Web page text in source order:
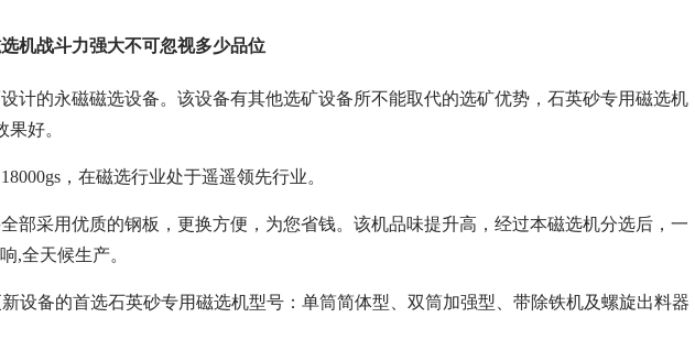
机战斗力强大不可忽视多少品位
计的永磁磁选设备。该设备有其他选矿设备所不能取代的选矿优势，石英砂专用磁选机
好。
，在磁选行业处于遥遥领先行业。
部采用优质的钢板，更换方便，为您省钱。该机品味提升高，经过本磁选机分选后，一
,全天候生产。
设备的首选石英砂专用磁选机型号：单筒简体型、双筒加强型、带除铁机及螺旋出料器